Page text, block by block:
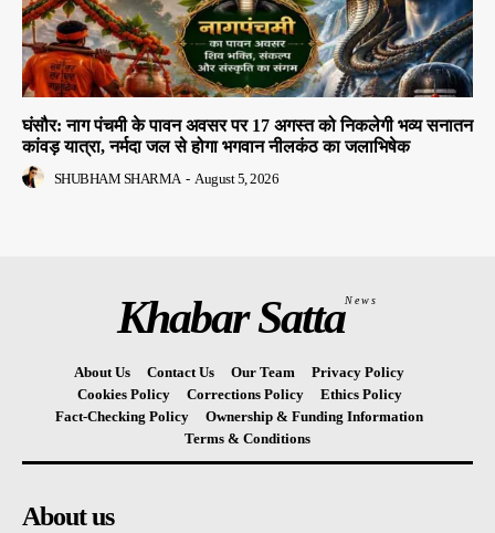
घंसौर: नाग पंचमी के पावन अवसर पर 17 अगस्त को निकलेगी भव्य सनातन
कांवड़ यात्रा, नर्मदा जल से होगा भगवान नीलकंठ का जलाभिषेक
SHUBHAM SHARMA - August 5, 2026
Khabar SattaNews
About Us Contact Us Our Team
Privacy Policy
Cookies Policy
Corrections Policy
Ethics Policy
Fact-Checking Policy
Ownership & Funding Information
Terms & Conditions
About us